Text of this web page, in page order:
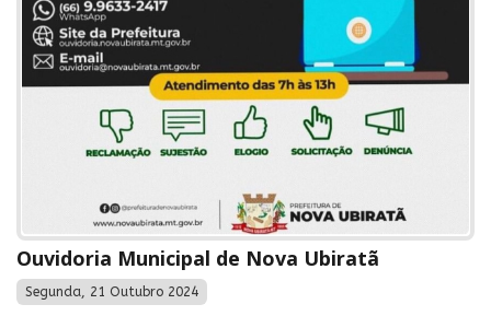
Ouvidoria Municipal de Nova Ubiratã
Segunda, 21 Outubro 2024